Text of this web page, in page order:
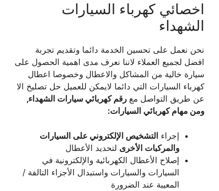
اخصائي كهرباء السيارات
الشهداء
نحن نعمل على تحسين الخدمة دائما وتقديم تجربة
افضل لجميع العملاء لاننا نعرف مدى اهمية الحصول على
سيارة خالية من المشاكل والاعطال وخصوصا اعطال
كهرباء السيارات التي دائما لايمكن للعميل حل تصليخ الا
عن طريق التواصل مع رقم كهربائي سيارات الشهداء,
ومن مهام كهربائي السيارات:
إجراء التشخيص الإلكتروني على السيارات
والمركبات الأخرى لتحديد الأعطال
إصلاح الأعطال الكهربائية والإلكترونية في
السيارات والسيارات واستبدال الأجزاء التالفة /
المعيبة عند الضرورة